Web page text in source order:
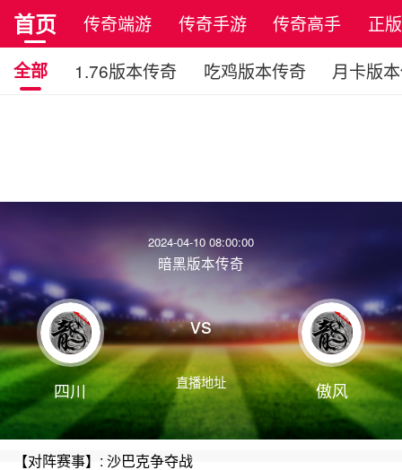
首页 传奇端游 传奇手游 传奇高手
正
全部
1.76版本传奇 吃鸡版本传奇 月卡版
2024-04-10 08:00:00
暗黑版本传奇
四川
vs
直播地址 傲风
【对阵赛事】: 沙巴克争夺战